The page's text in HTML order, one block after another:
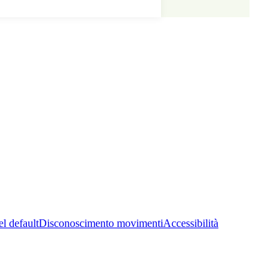
defaultDisconoscimento movimentiAccessibilità